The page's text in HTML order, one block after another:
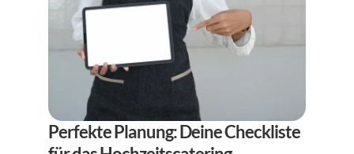
Perfekte Planung: Deine Checkliste